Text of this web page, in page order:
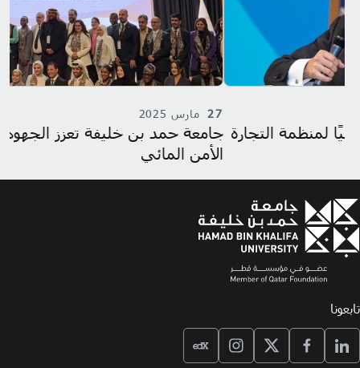
جامعة حمد بن خليفة تعزز الجهود الإقليمية لتحقيق
تابعونا